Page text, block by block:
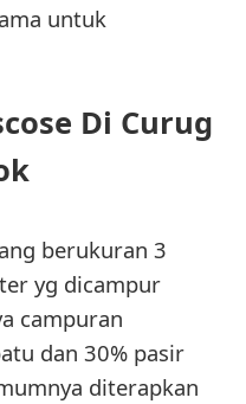
untuk
Di Curug
berukuran 3
yg dicampur
campuran
dan 30% pasir
diterapkan